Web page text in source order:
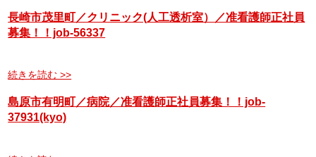
長崎市茂里町／クリニック(人工透析室）／准看護師正社員
募集！！job-56337
続きを読む >>
島原市有明町／病院／准看護師正社員募集！！job-
37931(kyo)